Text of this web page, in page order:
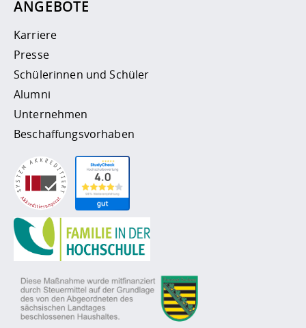
ANGEBOTE
Karriere
Presse
Schülerinnen und Schüler
Alumni
Unternehmen
Beschaffungsvorhaben